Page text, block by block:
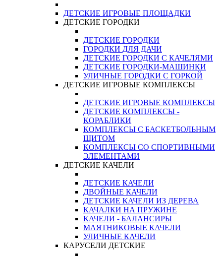
ДЕТСКИЕ ИГРОВЫЕ ПЛОЩАДКИ
ДЕТСКИЕ ГОРОДКИ
ДЕТСКИЕ ГОРОДКИ
ГОРОДКИ ДЛЯ ДАЧИ
ДЕТСКИЕ ГОРОДКИ С КАЧЕЛЯМИ
ДЕТСКИЕ ГОРОДКИ-МАШИНКИ
УЛИЧНЫЕ ГОРОДКИ С ГОРКОЙ
ДЕТСКИЕ ИГРОВЫЕ КОМПЛЕКСЫ
ДЕТСКИЕ ИГРОВЫЕ КОМПЛЕКСЫ
ДЕТСКИЕ КОМПЛЕКСЫ -
КОРАБЛИКИ
КОМПЛЕКСЫ С БАСКЕТБОЛЬНЫМ
ЩИТОМ
КОМПЛЕКСЫ СО СПОРТИВНЫМИ
ЭЛЕМЕНТАМИ
ДЕТСКИЕ КАЧЕЛИ
ДЕТСКИЕ КАЧЕЛИ
ДВОЙНЫЕ КАЧЕЛИ
ДЕТСКИЕ КАЧЕЛИ ИЗ ДЕРЕВА
КАЧАЛКИ НА ПРУЖИНЕ
КАЧЕЛИ - БАЛАНСИРЫ
МАЯТНИКОВЫЕ КАЧЕЛИ
УЛИЧНЫЕ КАЧЕЛИ
КАРУСЕЛИ ДЕТСКИЕ